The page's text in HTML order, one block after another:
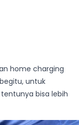
home charging
untuk
bisa lebih